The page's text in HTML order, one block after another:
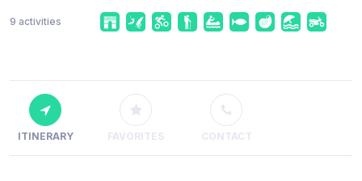
9 activities
ITINERARY FAVORITES CONTACT